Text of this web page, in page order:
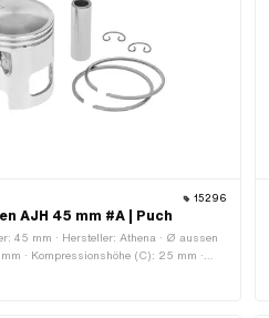
15296
AJH 45 mm #A | Puch
45 mm · Hersteller: Athena · Ø aussen
· Kompressionshöhe (C): 25 mm ·
· Gesamthöhe Kolben (E): 50.8 mm ·